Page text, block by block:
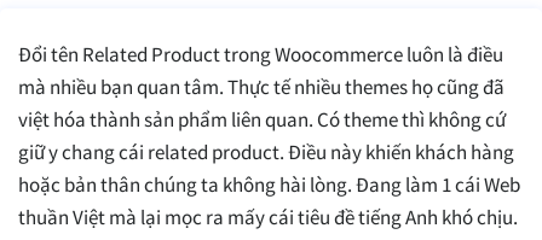
Đổi tên Related Product trong Woocommerce luôn là điều
mà nhiều bạn quan tâm. Thực tế nhiều themes họ cũng đã
việt hóa thành sản phẩm liên quan. Có theme thì không cứ
giữ y chang cái related product. Điều này khiến khách hàng
hoặc bản thân chúng ta không hài lòng. Đang làm 1 cái Web
thuần Việt mà lại mọc ra mấy cái tiêu đề tiếng Anh khó chịu.